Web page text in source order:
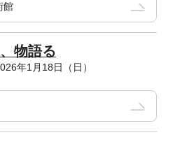
館
物語る
年1月18日（日）